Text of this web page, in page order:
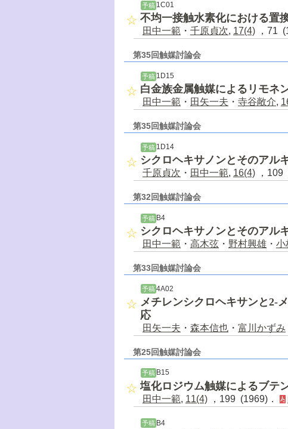
予稿 1C01
不均一接触水素化における置
田中一範 ・ 千原貞次, 17(4) ，71
第35回触媒討論会
予稿 1D15
白金族金属触媒によるリモネ
田中一範 ・ 田矢一夫 ・ 寺谷敞介,
第35回触媒討論会
予稿1D14
シクロヘキサノンとそのアル
千原貞次 ・ 田中一範, 16(4) ，109
第32回触媒討論会
予稿B4
シクロヘキサノンとそのアル
田中一範 ・ 高木弦 ・ 野村興雄 ・ 小
第33回触媒討論会
予稿 4A02
メチレンシクロヘキサンと2-
応
田矢一夫 ・ 森本信也 ・ 富川かずみ
第25回触媒討論会
予稿 B15
塩化ロジウム触媒によるブテ
田中一範, 11(4) ，199 (1969)．
予稿 B4